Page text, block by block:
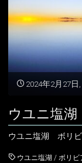
リ
ビ
風
2024年2月27日,
ウユニ塩
ウユニ塩湖 ボリ
ウユニ塩湖 /ボリビ